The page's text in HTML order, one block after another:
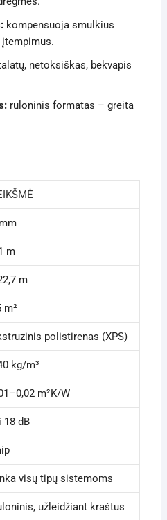
kompensuoja smulkius
įtempimus.
netoksiškas, bekvapis
ruloninis formatas – greita
m
m
m²
polistirenas (XPS)
kg/m³
m²K/W
18 dB
visų tipų sistemoms
užleidžiant kraštus